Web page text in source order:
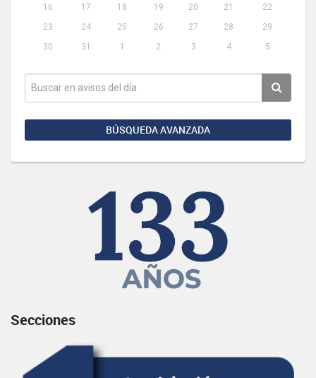
16
17 18 19 20 21
22
23
24 25 26 27 28
29
30
31 1 2 3 4 5
BÚSQUEDA AVANZADA
Secciones